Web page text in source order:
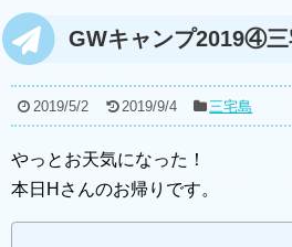
GWキャンプ2019④三
2019/5/2 2019/9/4 三宅島
やっとお天気になった！
本日Hさんのお帰りです。